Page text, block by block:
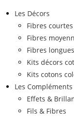
Les Décors
Fibres courtes
Fibres
Fibres longues
Kits décors
Kits cotons
Les
Effets &
Fils & Fibres